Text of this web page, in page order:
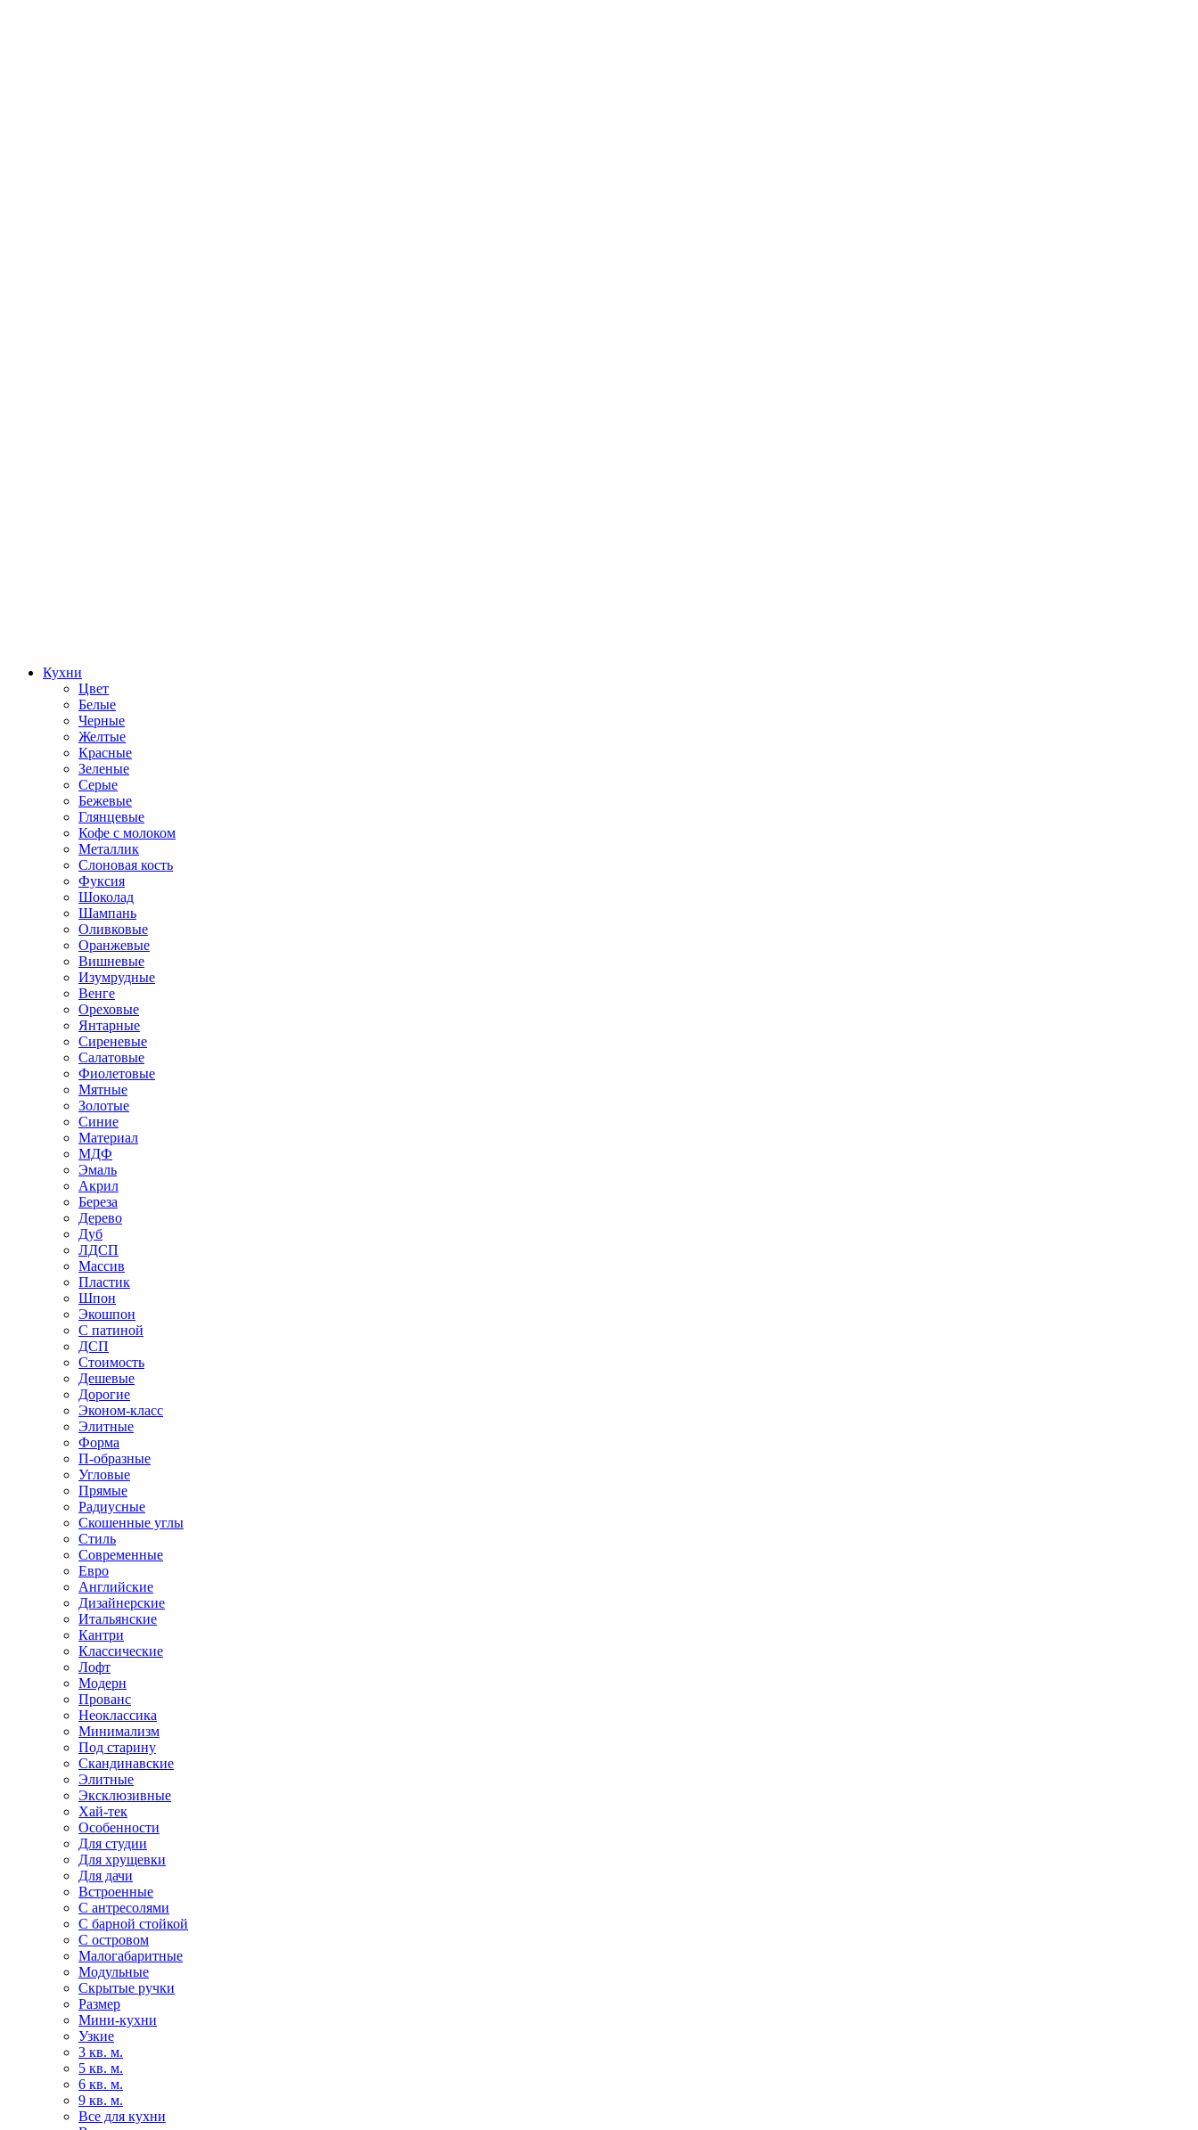
Кухни
Цвет
Белые
Черные
Желтые
Красные
Зеленые
Серые
Бежевые
Глянцевые
Кофе с молоком
Металлик
Слоновая кость
Фуксия
Шоколад
Шампань
Оливковые
Оранжевые
Вишневые
Изумрудные
Венге
Ореховые
Янтарные
Сиреневые
Салатовые
Фиолетовые
Мятные
Золотые
Синие
Материал
МДФ
Эмаль
Акрил
Береза
Дерево
Дуб
ЛДСП
Массив
Пластик
Шпон
Экошпон
С патиной
ДСП
Стоимость
Дешевые
Дорогие
Эконом-класс
Элитные
Форма
П-образные
Угловые
Прямые
Радиусные
Скошенные углы
Стиль
Современные
Евро
Английские
Дизайнерские
Итальянские
Кантри
Классические
Лофт
Модерн
Прованс
Неоклассика
Минимализм
Под старину
Скандинавские
Элитные
Эксклюзивные
Хай-тек
Особенности
Для студии
Для хрущевки
Для дачи
Встроенные
С антресолями
С барной стойкой
С островом
Малогабаритные
Модульные
Скрытые ручки
Размер
Мини-кухни
Узкие
3 кв. м.
5 кв. м.
6 кв. м.
9 кв. м.
Все для кухни